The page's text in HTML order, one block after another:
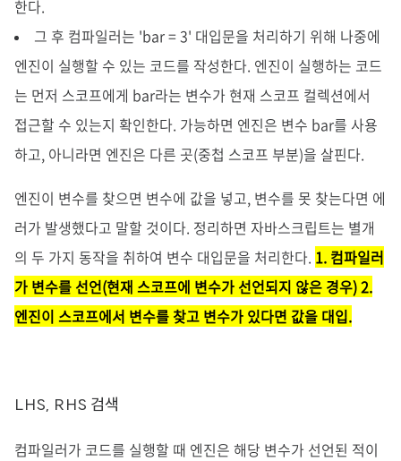
한다.
그 후 컴파일러는 'bar = 3' 대입문을 처리하기 위해 나중에
엔진이 실행할 수 있는 코드를 작성한다. 엔진이 실행하는 코드
는 먼저 스코프에게 bar라는 변수가 현재 스코프 컬렉션에서
접근할 수 있는지 확인한다. 가능하면 엔진은 변수 bar를 사용
하고, 아니라면 엔진은 다른 곳(중첩 스코프 부분)을 살핀다.
엔진이 변수를 찾으면 변수에 값을 넣고, 변수를 못 찾는다면 에
러가 발생했다고 말할 것이다. 정리하면 자바스크립트는 별개
의 두 가지 동작을 취하여 변수 대입문을 처리한다. 1. 컴파일러
가 변수를 선언(현재 스코프에 변수가 선언되지 않은 경우) 2.
엔진이 스코프에서 변수를 찾고 변수가 있다면 값을 대입.
LHS, RHS 검색
컴파일러가 코드를 실행할 때 엔진은 해당 변수가 선언된 적이